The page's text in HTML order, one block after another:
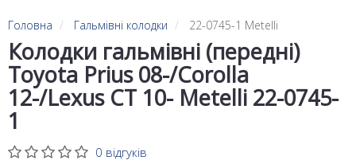
Головна Гальмівні колодки 22-0745-1 Metelli
Колодки гальмівні (передні)
Toyota Prius 08-/Corolla
12-/Lexus CT 10- Metelli 22-0745-
1
0 відгуків